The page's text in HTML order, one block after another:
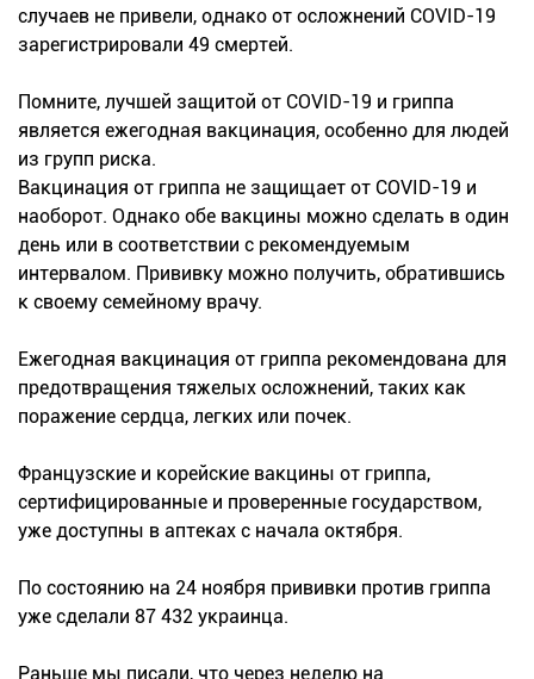
случаев не привели, однако от осложнений COVID-19
зарегистрировали 49 смертей.
Помните, лучшей защитой от COVID-19 и гриппа
является ежегодная вакцинация, особенно для людей
из групп риска.
Вакцинация от гриппа не защищает от COVID-19 и
наоборот. Однако обе вакцины можно сделать в один
день или в соответствии с рекомендуемым
интервалом. Прививку можно получить, обратившись
к своему семейному врачу.
Ежегодная вакцинация от гриппа рекомендована для
предотвращения тяжелых осложнений, таких как
поражение сердца, легких или почек.
Французские и корейские вакцины от гриппа,
сертифицированные и проверенные государством,
уже доступны в аптеках с начала октября.
По состоянию на 24 ноября прививки против гриппа
уже сделали 87 432 украинца.
Раньше мы писали, что через неделю на